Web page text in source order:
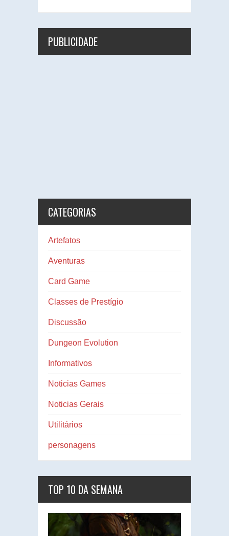
PUBLICIDADE
CATEGORIAS
Artefatos
Aventuras
Card Game
Classes de Prestígio
Discussão
Dungeon Evolution
Informativos
Noticias Games
Noticias Gerais
Utilitários
personagens
TOP 10 DA SEMANA